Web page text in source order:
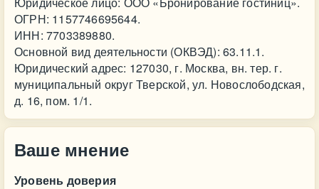
ОГРН: 1157746695644.
ИНН: 7703389880.
Основной вид деятельности (ОКВЭД): 63.11.1.
Юридический адрес: 127030, г. Москва, вн. тер. г.
муниципальный округ Тверской, ул. Новослободская,
д. 16, пом. 1/1.
Ваше мнение
Уровень доверия